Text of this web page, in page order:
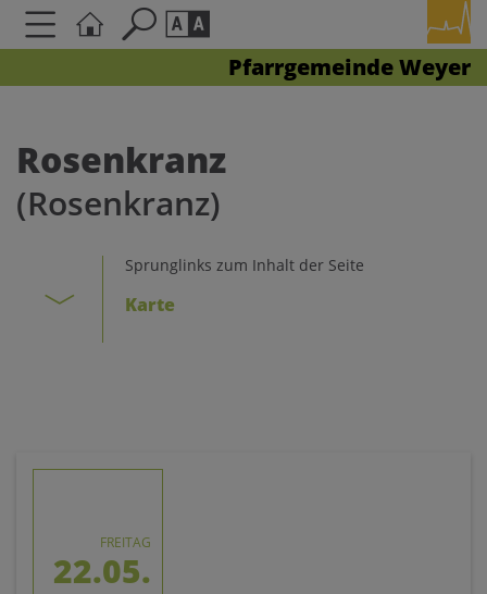
Pfarrgemeinde Weyer
Schriftgröße
AAA
Kontrasteinstellungen
A
Rosenkranz
(Rosenkranz)
Sprunglinks zum Inhalt der Seite
Karte
FREITAG
22.05.